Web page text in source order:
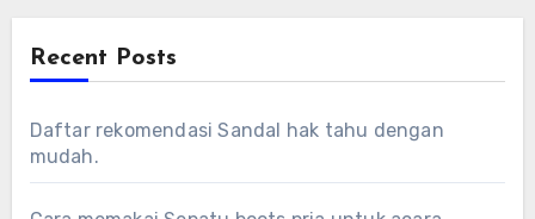
Recent Posts
Daftar rekomendasi Sandal hak tahu dengan
mudah.